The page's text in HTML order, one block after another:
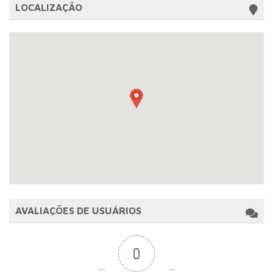
LOCALIZAÇÃO
AVALIAÇÕES DE USUÁRIOS
0